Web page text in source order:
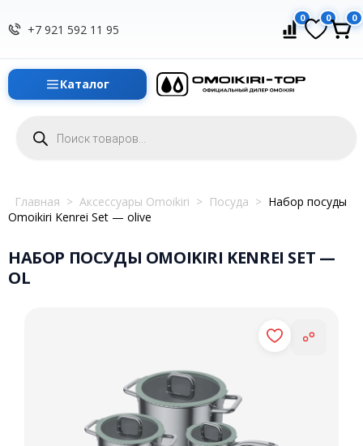
+7 921 592 11 95
0 0 0
Каталог
товаров
Главная > Аксессуары Omoikiri > Посуда > Набор посуды
Omoikiri Kenrei Set — olive
НАБОР ПОСУДЫ OMOIKIRI KENREI SET —
OL